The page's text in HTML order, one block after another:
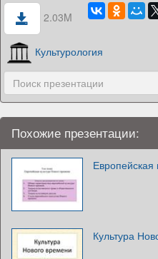
2.03M
Культурология
Похожие презентации:
Европейская
Культура